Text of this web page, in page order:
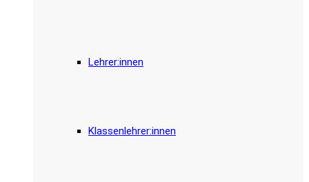
Lehrer:innen
Klassenlehrer:innen